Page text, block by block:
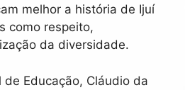
melhor a história de Ijuí
como respeito,
da diversidade.
Educação, Cláudio da